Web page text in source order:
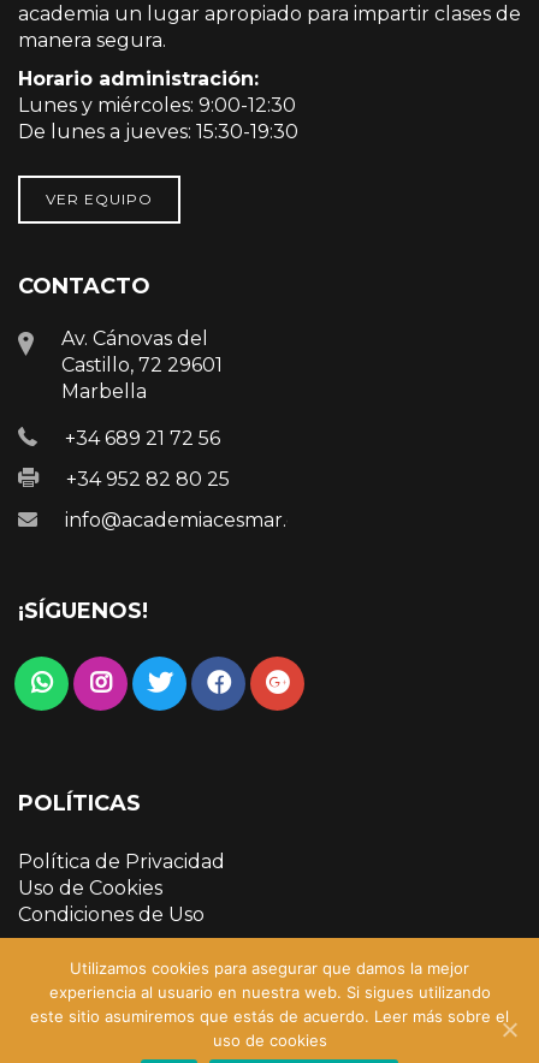
academia un lugar apropiado para impartir clases de
manera segura.
Horario administración:
Lunes y miércoles: 9:00-12:30
De lunes a jueves: 15:30-19:30
VER EQUIPO
CONTACTO
Av. Cánovas del
Castillo, 72 29601
Marbella
+34 689 21 72 56
+34 952 82 80 25
info@academiacesmar.com
¡SÍGUENOS!
POLÍTICAS
Política de Privacidad
Uso de Cookies
Condiciones de Uso
Copyright © 2022 Academia Cesmar | Sitio creado
Utilizamos cookies para asegurar que damos la mejor
experiencia al usuario en nuestra web. Si sigues utilizando
este sitio asumiremos que estás de acuerdo. Leer más sobre el
uso de cookies